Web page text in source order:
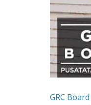
GRC Board